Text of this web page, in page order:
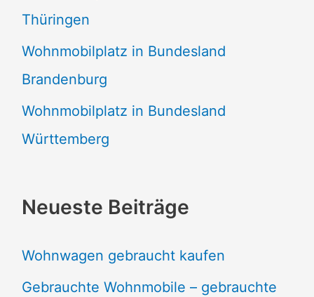
Thüringen
Wohnmobilplatz in Bundesland
Brandenburg
Wohnmobilplatz in Bundesland
Württemberg
Neueste Beiträge
Wohnwagen gebraucht kaufen
Gebrauchte Wohnmobile – gebrauchte